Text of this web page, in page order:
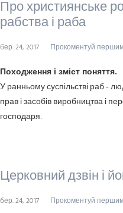
Про християнське
рабства і раба
бер. 24, 2017 Прокоментуй
Походження і зміст поняття.
У ранньому суспільстві раб -
прав і засобів виробництва і
господаря.
Церковний дзвін і
бер. 24, 2017 Прокоментуй